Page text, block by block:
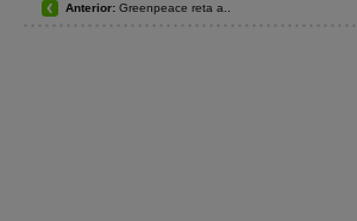
Anterior: Greenpeace reta a..